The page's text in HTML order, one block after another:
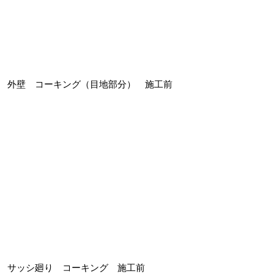
外壁 コーキング（目地部分） 施工前
サッシ廻り コーキング 施工前